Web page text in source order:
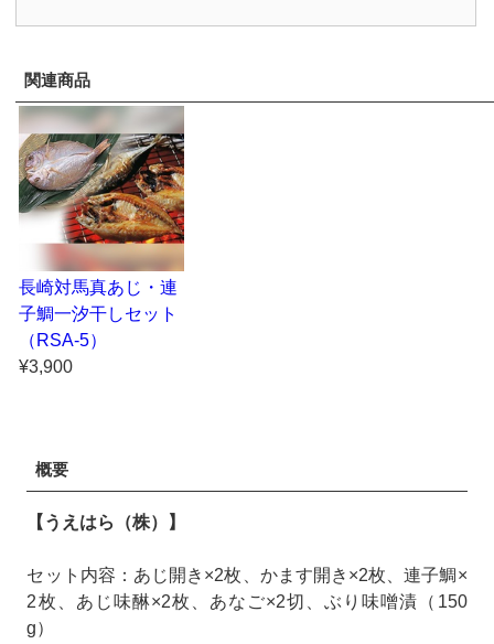
関連商品
長崎対馬真あじ・連
子鯛一汐干しセット
（RSA-5）
¥3,900
概要
【うえはら（株）】
セット内容：あじ開き×2枚、かます開き×2枚、連子鯛×
2枚、あじ味醂×2枚、あなご×2切、ぶり味噌漬（150
g）